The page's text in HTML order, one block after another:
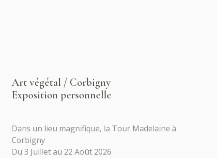
Art végétal / Corbigny
Exposition personnelle
Dans un lieu magnifique, la Tour Madelaine à
Corbigny
Du 3 Juillet au 22 Août 2026